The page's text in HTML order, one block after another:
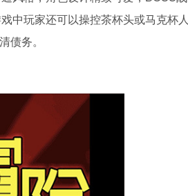
中玩家还可以操控茶杯头或马克杯人
债务。